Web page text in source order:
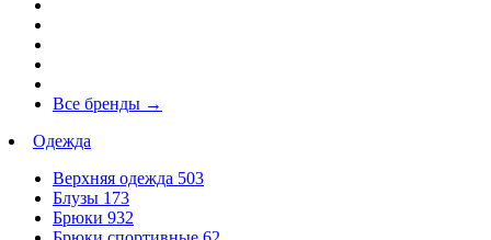
Все бренды →
Одежда
Верхняя одежда 503
Блузы 173
Брюки 932